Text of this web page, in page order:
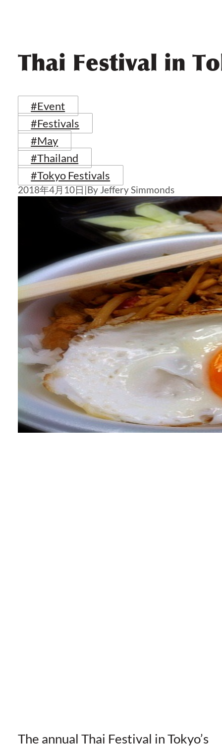
Thai Festival in
#Event
#Festivals
#May
#Thailand
#Tokyo Festivals
2018年4月10日 |By Jeffery Simmonds
The annual Thai Festival in Tokyo’s